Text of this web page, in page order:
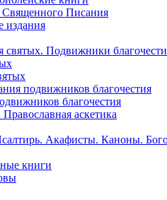
Священного Писания
издания
святых. Подвижники
подвижников благочестия
благочестия
Православная аскетика
Акафисты. Каноны.
книги